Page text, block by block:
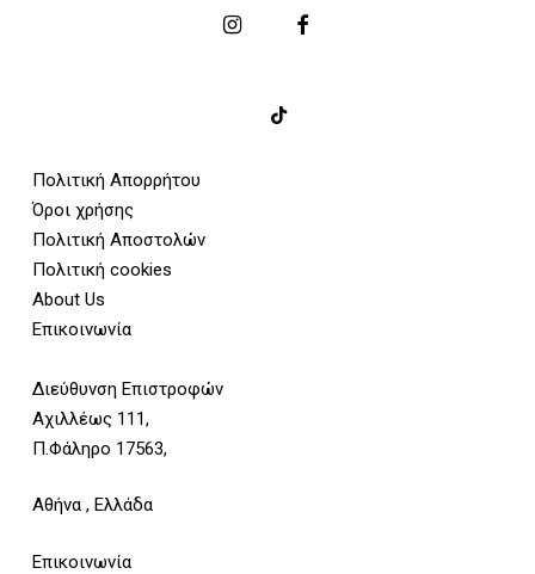
Πολιτική Απορρήτου
Όροι χρήσης
Πολιτική Αποστολών
Πολιτική cookies
About Us
Επικοινωνία
Διεύθυνση Επιστροφών
Αχιλλέως 111,
Π.Φάληρο 17563,
Αθήνα , Ελλάδα
Επικοινωνία